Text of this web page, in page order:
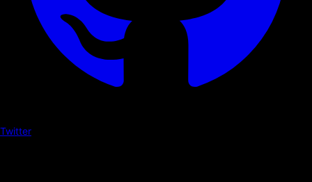
Twitter